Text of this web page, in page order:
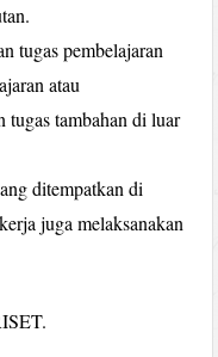
tugas pembelajaran
atau
tugas tambahan di luar
ditempatkan di
juga melaksanakan